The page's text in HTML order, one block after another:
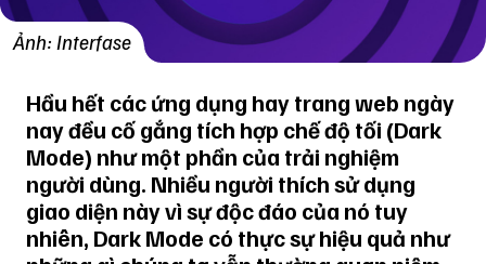
Ảnh: Interfase
Hầu hết các ứng dụng hay trang web ngày
nay đều cố gắng tích hợp chế độ tối (Dark
Mode) như một phần của trải nghiệm
người dùng. Nhiều người thích sử dụng
giao diện này vì sự độc đáo của nó tuy
nhiên, Dark Mode có thực sự hiệu quả như